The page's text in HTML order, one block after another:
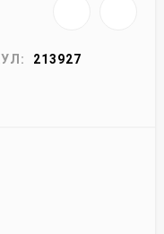
213927